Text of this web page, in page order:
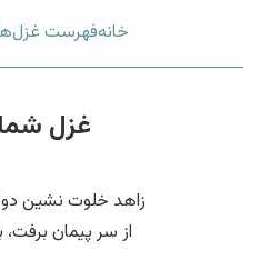
خانهفهرست
غزل شماره
زاهد خلوت نشین
از سر پیمان